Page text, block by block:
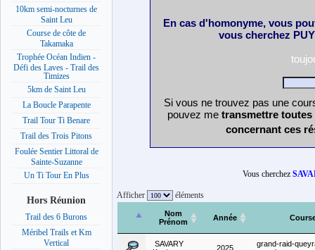
10km semi-nocturnes de
Saint Leu
Course de côte de
Takamaka
Trophée Océan Indien -
Défi des Laves - Trail des
Timizes
5km de Saint Leu
La Boucle Parapente
Trail Tour Ti Benare
Trail des Trois Pitons
Foulée Sentier Littoral de
Sainte-Suzanne
Un Ti Tour En Plus
Hors Réunion
Trail des 6 Burons
Méribel Trails et Km
Vertical
En cas d'homonyme, vous
vous cherchez
Si vous ne trouvez pas une
pouvez me transmettre
concernant ces
Vous cherchez
Afficher éléments
Nom
Prénom
Année
SAVARY
2025
grand-raid-